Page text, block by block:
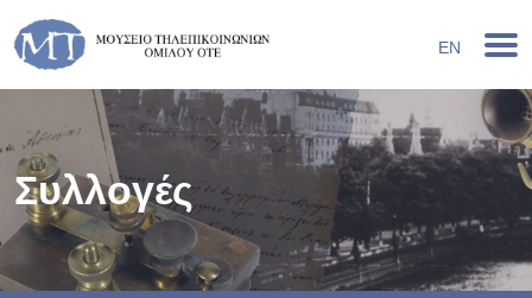
EN
Συλλογές